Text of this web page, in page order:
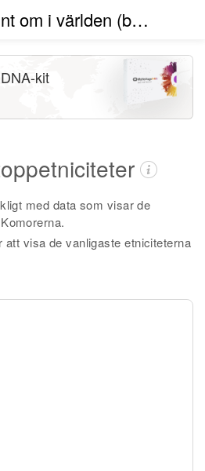
Etniciteter runt om i världen (beta)
med data som visar de
att visa de vanligaste etniciteterna
kit